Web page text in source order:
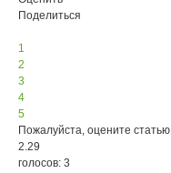
Поделиться
1
2
3
4
5
Пожалуйста, оцените статью
2.29
голосов: 3